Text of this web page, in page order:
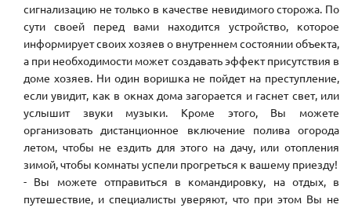
сигнализацию не только в качестве невидимого сторожа. По
сути своей перед вами находится устройство, которое
информирует своих хозяев о внутреннем состоянии объекта,
а при необходимости может создавать эффект присутствия в
доме хозяев. Ни один воришка не пойдет на преступление,
если увидит, как в окнах дома загорается и гаснет свет, или
услышит звуки музыки. Кроме этого, Вы можете
организовать дистанционное включение полива огорода
летом, чтобы не ездить для этого на дачу, или отопления
зимой, чтобы комнаты успели прогреться к вашему приезду!
- Вы можете отправиться в командировку, на отдых, в
путешествие, и специалисты уверяют, что при этом Вы не